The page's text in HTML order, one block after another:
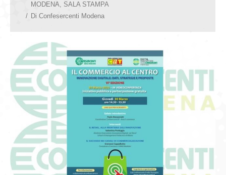
MODENA, SALA STAMPA
Di Confesercenti Modena